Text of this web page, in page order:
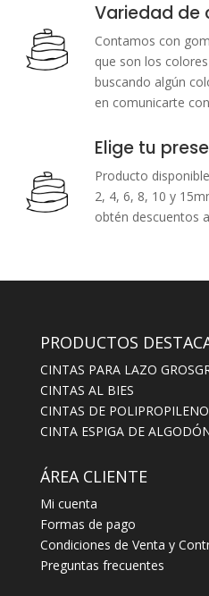
Variedad de
Contamos con
que son los
buscando algún
en comunicarte
Elige tu
Producto
2, 4, 6, 8, 10 y
obtén descuentos
PRODUCTOS
CINTAS PARA LAZO
CINTAS AL BIES
CINTAS DE POLIPROPILENO
CINTA ESPIGA DE
ÁREA CLIENTE
Mi cuenta
Formas de pago
Condiciones de Venta y
Preguntas frecuentes